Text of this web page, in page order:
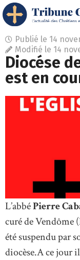
Publié le 14
Modifié le 14
Diocése
est en
L’abbéPierre
curé de Vendôme
été suspendu par
diocèse.A ce jour